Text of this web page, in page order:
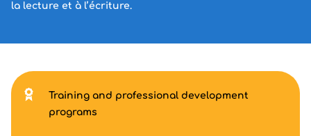
la lecture et à l’écriture.
Training and professional development
programs